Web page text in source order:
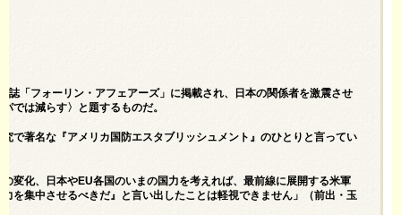
「フォーリン・アフェアーズ」に掲載され、日本の関係者を激震させ
では減らす〉と題するものだ。
で著名な『アメリカ国防エスタブリッシュメント』のひとりと言ってい
変化、日本やEU各国のいまの国力を考えれば、最前線に展開する米軍
を集中させるべきだ』と言い出したことは軽視できません」（前出・玉